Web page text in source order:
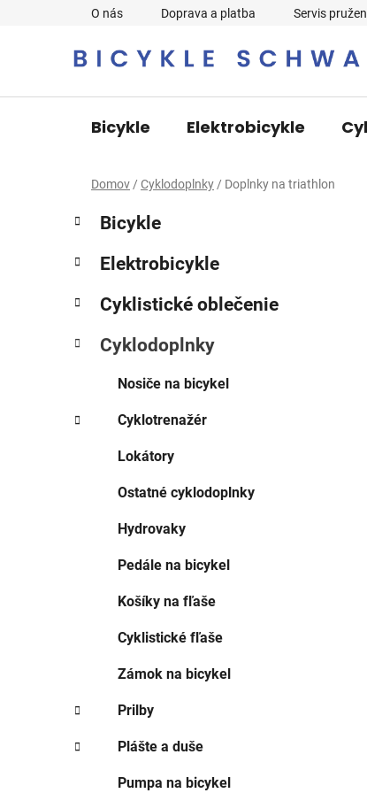
O nás Doprava a platba Servis
Bicykle Elektrobicykle
Domov / Cyklodoplnky / Doplnky na triathlon
B
o
č
ý
a
l
kategórie
K
a
e
ó
i
Bicykle
Elektrobicykle
Cyklistické oblečenie
Cyklodoplnky
Nosiče na bicykel
Cyklotrenažér
Lokátory
Ostatné cyklodoplnky
Hydrovaky
Pedále na bicykel
Košíky na fľaše
Cyklistické fľaše
Zámok na bicykel
Prilby
Plášte a duše
Pumpa na bicykel